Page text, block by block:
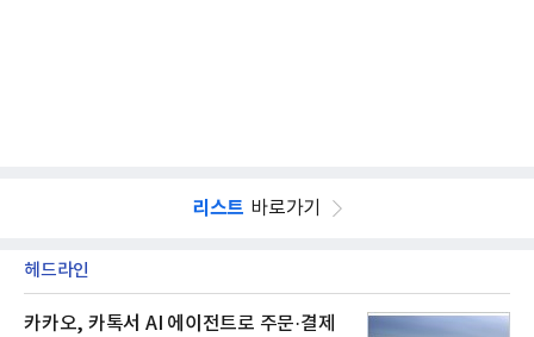
리스트 바로가기
헤드라인
카카오, 카톡서 AI 에이전트로 주문·결제